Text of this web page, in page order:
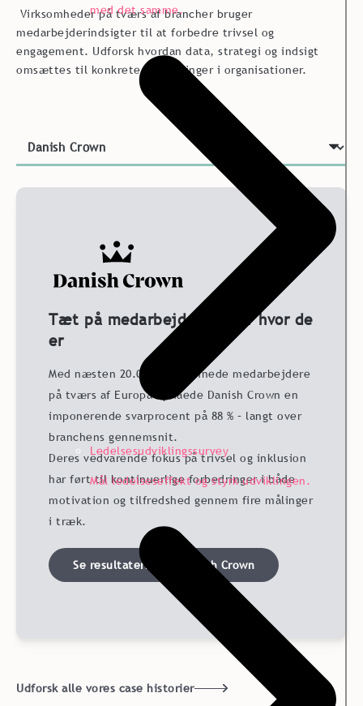
med det samme.
Ledelsesudviklingssurvey
Mål ledelseseffekt og styrk udviklingen.
Virksomheder på tværs af brancher bruger
medarbejderindsigter til at forbedre trivsel og
engagement. Udforsk hvordan data, strategi og indsigt
omsættes til konkrete forbedringer i organisationer.
Tæt på medarbejderne, dér hvor de
er
Med næsten 20.000 timelønnede medarbejdere
på tværs af Europa opnåede Danish Crown en
imponerende svarprocent på 88 % – langt over
branchens gennemsnit.
Deres vedvarende fokus på trivsel og inklusion
har ført til kontinuerlige forbedringer i både
motivation og tilfredshed gennem fire målinger
i træk.
Se resultaterne fra Danish Crown
Udforsk alle vores case historier